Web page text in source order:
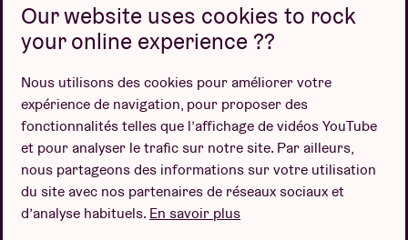
Politique de confidentialité
Politique de cookies
Conditions de vente
Design par
Our website uses cookies to rock
your online experience ??
Nous utilisons des cookies pour améliorer votre
expérience de navigation, pour proposer des
fonctionnalités telles que l’affichage de vidéos YouTube
et pour analyser le trafic sur notre site. Par ailleurs,
nous partageons des informations sur votre utilisation
du site avec nos partenaires de réseaux sociaux et
d’analyse habituels. En savoir plus